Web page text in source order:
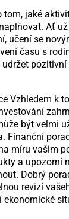
tom, jaké
Ať
učení se
času s
pozitivní
Vzhledem k
být velmi
Finanční
míru vašim
a upozorní
Dobrý
revizí